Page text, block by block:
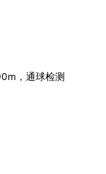
，通球检测